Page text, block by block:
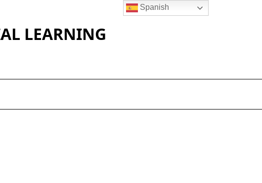
LEARNING
Spanish